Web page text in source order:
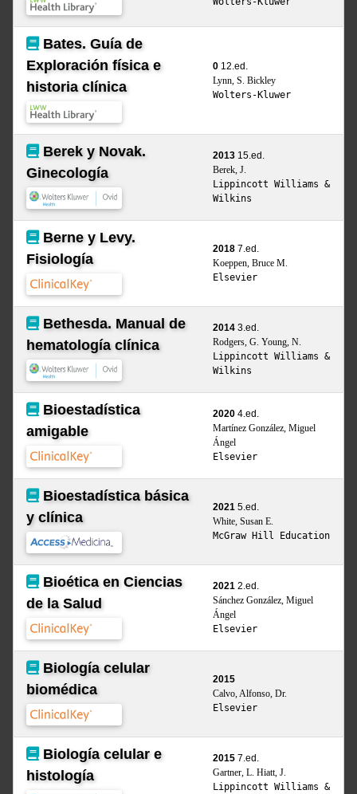
Bates. Guía de
Exploración física e
historia clínica
0 12.ed.
Lynn, S. Bickley
Wolters-Kluwer
Berek y Novak.
Ginecología
2013 15.ed.
Berek, J.
Lippincott Williams &
Wilkins
Berne y Levy.
Fisiología
2018 7.ed.
Koeppen, Bruce M.
Elsevier
Bethesda. Manual de
hematología clínica
2014 3.ed.
Rodgers, G. Young, N.
Lippincott Williams &
Wilkins
Bioestadística
amigable
2020 4.ed.
Martínez González, Miguel
Ángel
Elsevier
Bioestadística básica
y clínica
2021 5.ed.
White, Susan E.
McGraw Hill Education
Bioética en Ciencias
de la Salud
2021 2.ed.
Sánchez González, Miguel
Ángel
Elsevier
Biología celular
biomédica
2015
Calvo, Alfonso, Dr.
Elsevier
Biología celular e
histología
2015 7.ed.
Gartner, L. Hiatt, J.
Lippincott Williams &